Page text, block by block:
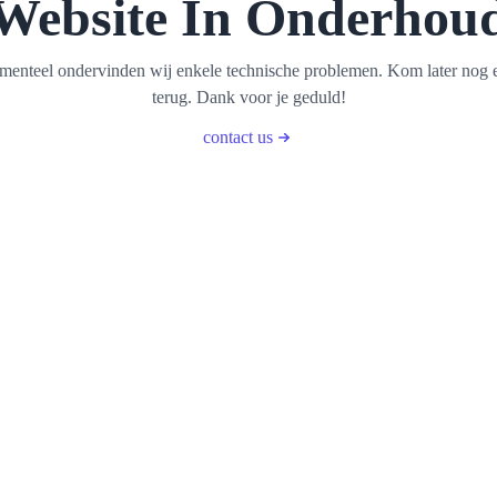
In
ondervinden wij enkele technische problemen. Kom later nog
terug. Dank voor je geduld!
contact us